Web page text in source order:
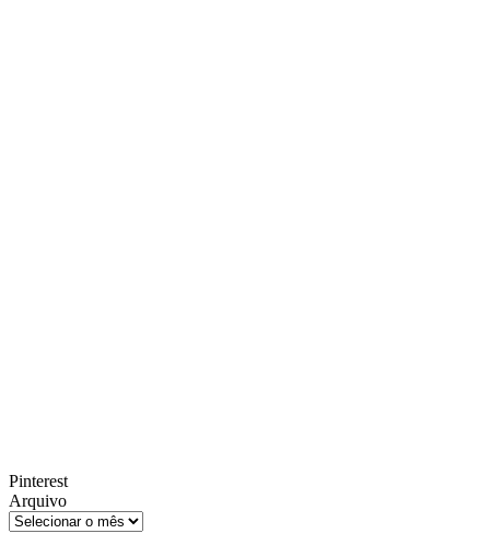
Pinterest
Arquivo
Arquivo